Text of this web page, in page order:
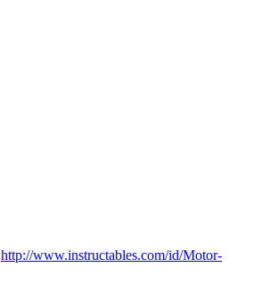
http://www.instructables.com/id/Motor-